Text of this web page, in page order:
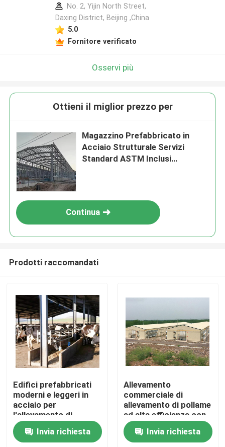
Casa
Prodotti
Circa noi
produttore
No. 2, Yijin North Street,
Daxing District, Beijing ,China
5.0
Fornitore verificato
Osservi più
Ottieni il miglior prezzo per
Magazzino Prefabbricato in
Acciaio Strutturale Servizi
Standard ASTM Inclusi
Continua
Prodotti raccomandati
Edifici prefabbricati
moderni e leggeri in
acciaio per
l'allevamento di
pollame
Invia richiesta
Allevamento
commerciale di
allevamento di pollame
ad alta efficienza con
struttura in acciaio
coibentato e leggero
Invia richiesta